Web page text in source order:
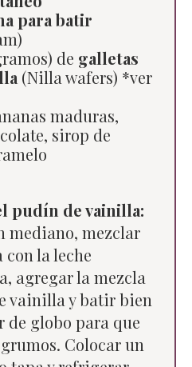
para batir
de galletas
(Nilla wafers) *ver
maduras,
sirop de
pudín de vainilla:
mediano, mezclar
la leche
agregar la mezcla
vainilla y batir bien
de globo para que
Colocar un